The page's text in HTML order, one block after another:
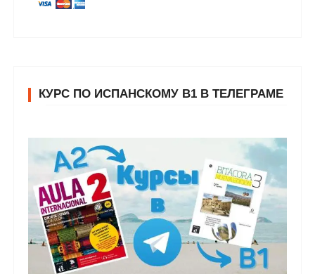
КУРС ПО ИСПАНСКОМУ В1 В ТЕЛЕГРАМЕ